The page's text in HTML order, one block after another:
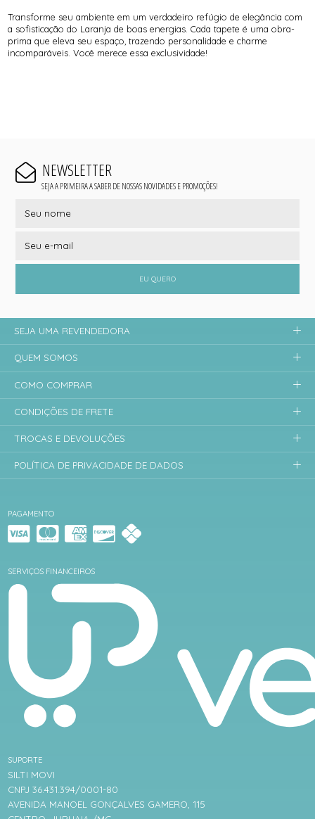
Transforme seu ambiente em um verdadeiro refúgio de elegância com
a sofisticação do Laranja de boas energias. Cada tapete é uma obra-
prima que eleva seu espaço, trazendo personalidade e charme
incomparáveis. Você merece essa exclusividade!
NEWSLETTER
SEJA A PRIMEIRA A SABER DE NOSSAS NOVIDADES E PROMOÇÕES!
EU QUERO
PAGAMENTO
SERVIÇOS FINANCEIROS
SUPORTE
SILTI MOVI
CNPJ 36.431.394/0001-80
AVENIDA MANOEL GONÇALVES GAMERO, 115
SEJA UMA REVENDEDORA
QUEM SOMOS
COMO COMPRAR
CONDIÇÕES DE FRETE
TROCAS E DEVOLUÇÕES
POLÍTICA DE PRIVACIDADE DE DADOS